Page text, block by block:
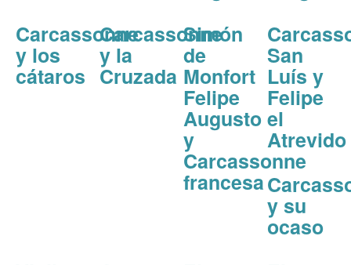
Carcassonne
y los
cátaros
Carcassonne
y la
Cruzada
Simón
de
Monfort
Felipe
Augusto
y
Carcassonne
francesa
San
Luís y
Felipe
el
Atrevido
y su
ocaso